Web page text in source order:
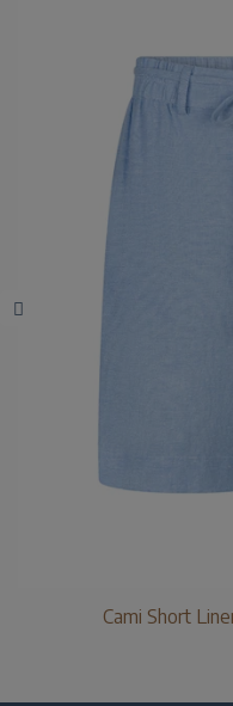
Cami Short